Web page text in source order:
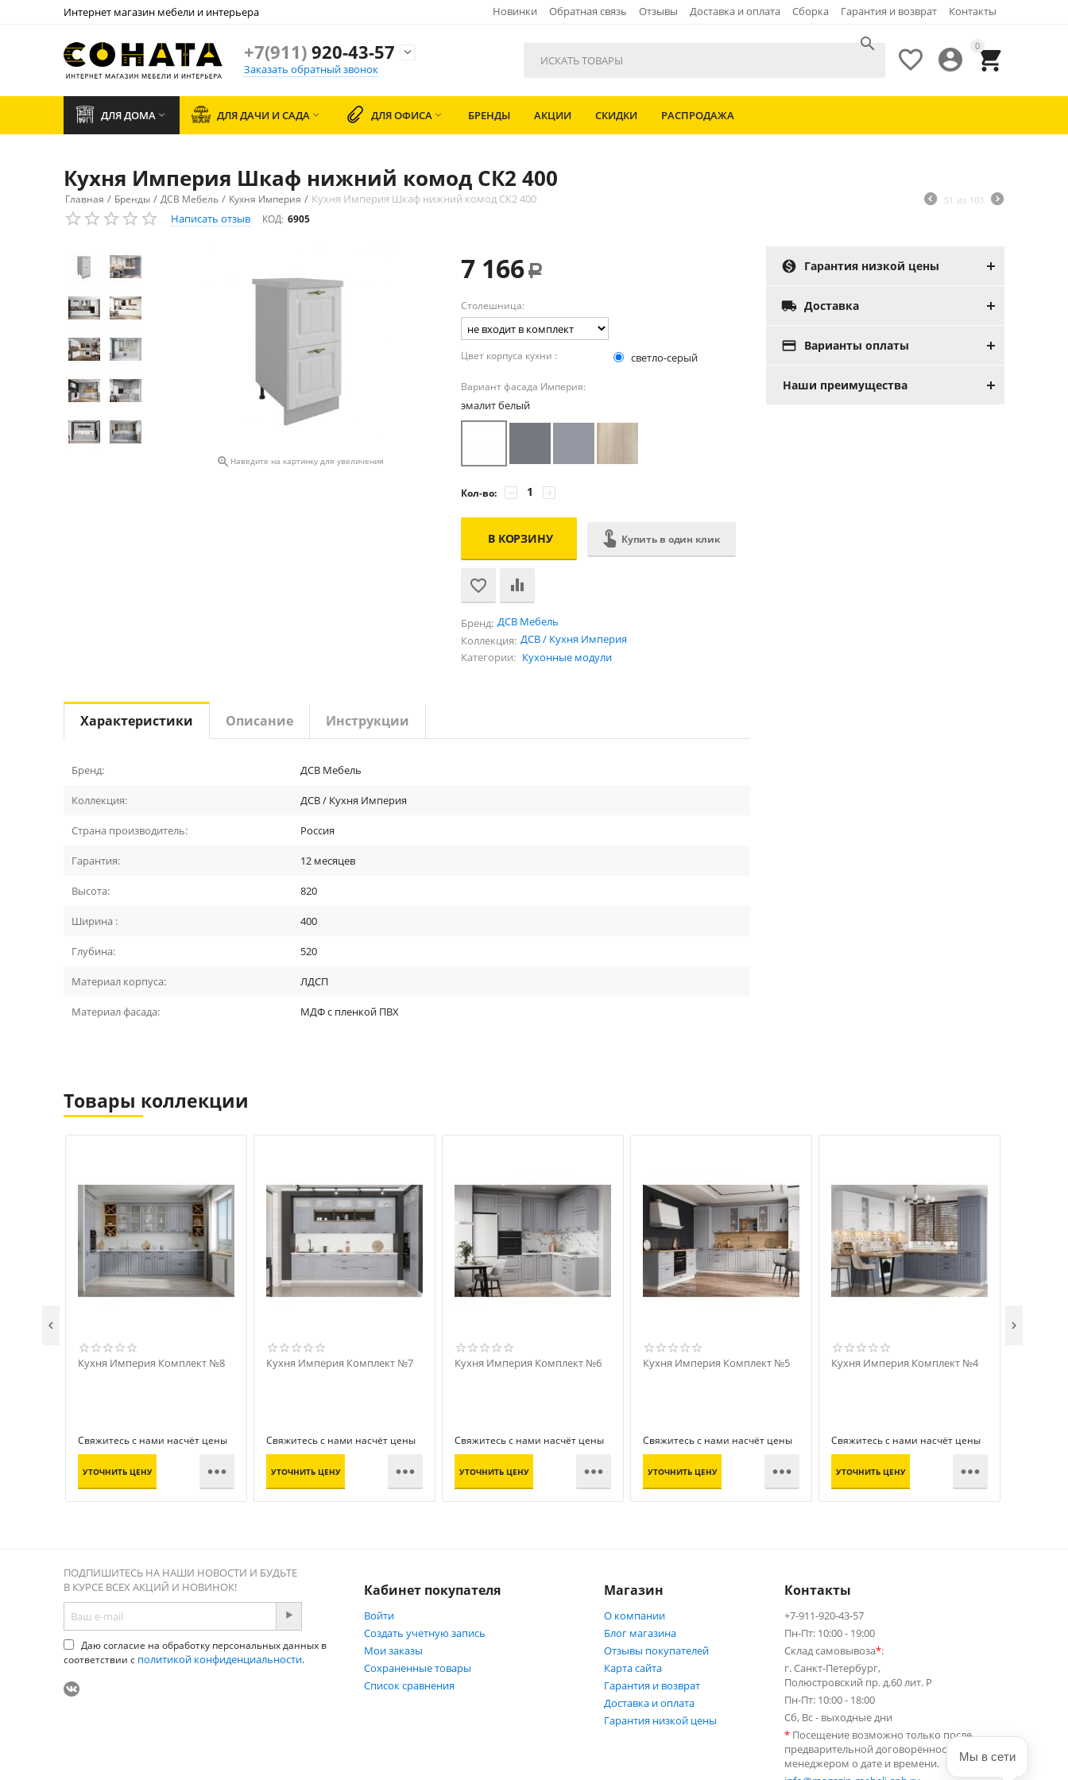
Интернет магазин мебели и интерьера Новинки Обратная связь Отзывы Доставка и оплата Сборка Гарантия и возврат Контакты
+7(911)920-43-57

Заказать обратный звонок
0



ДЛЯ ДОМА  ДЛЯ ДАЧИ И САДА  ДЛЯ ОФИСА  БРЕНДЫ АКЦИИ СКИДКИ РАСПРОДАЖА
Кухня Империя Шкаф нижний комод СК2 400
Главная / Бренды / ДСВ Мебель / Кухня Империя / Кухня Империя Шкаф нижний комод СК2 400 51 из 103
Написать отзыв КОД: 6905
 Наведите на картинку для увеличения
7 166 Р
Столешница:
Цвет корпуса кухни : светло-серый
Вариант фасада Империя:
эмалит белый
Кол-во: +
−
В КОРЗИНУ Купить в один клик
Бренд: ДСВ Мебель
Коллекция: ДСВ / Кухня Империя
Категории: Кухонные модули
 Гарантия низкой цены
 Доставка
 Варианты оплаты
Наши преимущества
Характеристики Описание Инструкции
Бренд: ДСВ Мебель
Коллекция: ДСВ / Кухня Империя
Страна производитель: Россия
Гарантия: 12 месяцев
Высота: 820
Ширина : 400
Глубина: 520
Материал корпуса: ЛДСП
Материал фасада: МДФ с пленкой ПВХ
Товары коллекции
Кухня Империя Комплект №8
Свяжитесь с нами насчёт цены
УТОЧНИТЬ ЦЕНУ 
Кухня Империя Комплект №7
Свяжитесь с нами насчёт цены
УТОЧНИТЬ ЦЕНУ 
Кухня Империя Комплект №6
Свяжитесь с нами насчёт цены
УТОЧНИТЬ ЦЕНУ 
Кухня Империя Комплект №5
Свяжитесь с нами насчёт цены
УТОЧНИТЬ ЦЕНУ 
Кухня Империя Комплект №4
Свяжитесь с нами насчёт цены
УТОЧНИТЬ ЦЕНУ 
 
ПОДПИШИТЕСЬ НА НАШИ НОВОСТИ И БУДЬТЕ
В КУРСЕ ВСЕХ АКЦИЙ И НОВИНОК!
Даю согласие на обработку персональных данных в
соответствии с политикой конфиденциальности.
Кабинет покупателя
Войти
Создать учетную запись
Мои заказы
Сохраненные товары
Список сравнения
Магазин
О компании
Блог магазина
Отзывы покупателей
Карта сайта
Гарантия и возврат
Доставка и оплата
Гарантия низкой цены
Контакты
+7-911-920-43-57
Пн-Пт: 10:00 - 19:00
Склад самовывоза*:
г. Санкт-Петербург,
Полюстровский пр. д.60 лит. Р
Пн-Пт: 10:00 - 18:00
Сб, Вс - выходные дни
*Посещение возможно только после
предварительной договорённости с
менеджером о дате и времени.
Мы в сети